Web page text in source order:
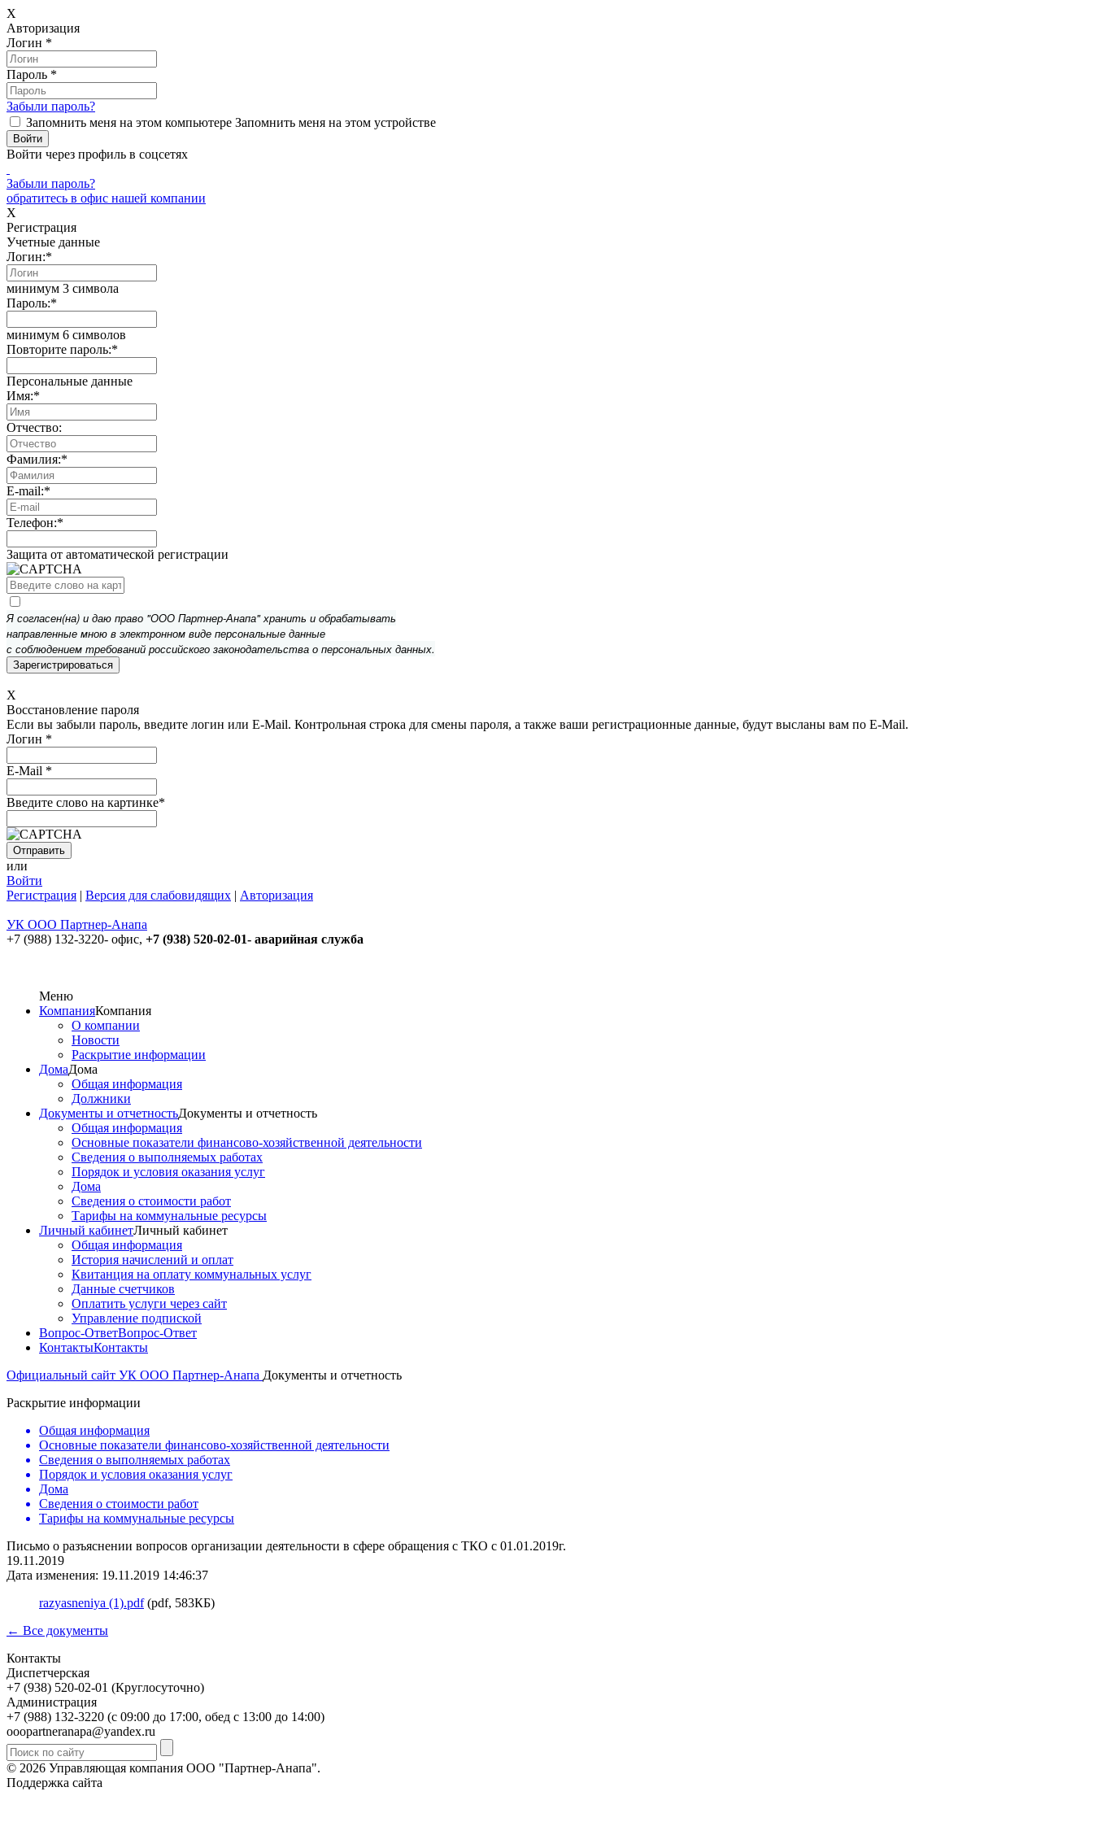
X
Авторизация
Логин *
Пароль *
Забыли пароль?
Запомнить меня на этом компьютере Запомнить меня на этом устройстве
Войти через профиль в соцсетях
Забыли пароль?
обратитесь в офис нашей компании
X
Регистрация
Учетные данные
Логин:*
минимум 3 символа
Пароль:*
минимум 6 символов
Повторите пароль:*
Персональные данные
Имя:*
Отчество:
Фамилия:*
E-mail:*
Телефон:*
Защита от автоматической регистрации
Я согласен(на) и даю право "ООО Партнер-Анапа" хранить и обрабатывать
направленные мною в электронном виде персональные данные
с соблюдением требований российского законодательства о персональных данных.
X
Восстановление пароля
Если вы забыли пароль, введите логин или E-Mail. Контрольная строка для смены пароля, а также ваши регистрационные данные, будут высланы вам по E-Mail.
Логин *
E-Mail *
Введите слово на картинке*
или
Войти
Регистрация | Версия для слабовидящих | Авторизация
УК ООО Партнер-Анапа
+7 (988) 132-3220- офис, +7 (938) 520-02-01- аварийная служба
Меню
КомпанияКомпания
О компании
Новости
Раскрытие информации
ДомаДома
Общая информация
Должники
Документы и отчетностьДокументы и отчетность
Общая информация
Основные показатели финансово-хозяйственной деятельности
Сведения о выполняемых работах
Порядок и условия оказания услуг
Дома
Сведения о стоимости работ
Тарифы на коммунальные ресурсы
Личный кабинетЛичный кабинет
Общая информация
История начислений и оплат
Квитанция на оплату коммунальных услуг
Данные счетчиков
Оплатить услуги через сайт
Управление подпиской
Вопрос-ОтветВопрос-Ответ
КонтактыКонтакты
Официальный сайт УК ООО Партнер-Анапа Документы и отчетность
Раскрытие информации
Общая информация
Основные показатели финансово-хозяйственной деятельности
Сведения о выполняемых работах
Порядок и условия оказания услуг
Дома
Сведения о стоимости работ
Тарифы на коммунальные ресурсы
Письмо о разъяснении вопросов организации деятельности в сфере обращения с ТКО с 01.01.2019г.
19.11.2019
Дата изменения: 19.11.2019 14:46:37
razyasneniya (1).pdf(pdf, 583КБ)
← Все документы
Контакты
Диспетчерская
+7 (938) 520-02-01 (Круглосуточно)
Администрация
+7 (988) 132-3220 (с 09:00 до 17:00, обед с 13:00 до 14:00)
ooopartneranapa@yandex.ru
© 2026 Управляющая компания ООО "Партнер-Анапа".
Поддержка сайта